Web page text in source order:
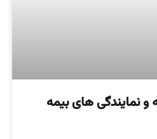
نمایندگی های بیمه